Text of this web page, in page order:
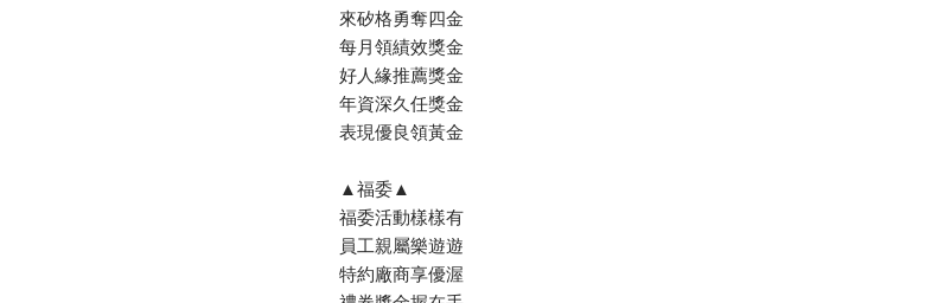
來矽格勇奪四金
每月領績效獎金
好人緣推薦獎金
年資深久任獎金
表現優良領黃金
▲福委▲
福委活動樣樣有
員工親屬樂遊遊
特約廠商享優渥